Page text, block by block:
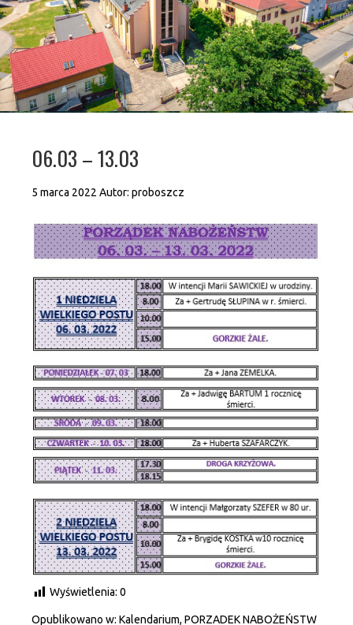
06.03 – 13.03
5 marca 2022 Autor: proboszcz
Wyświetlenia: 0
Opublikowano w: Kalendarium, PORZADEK NABOŻEŃSTW